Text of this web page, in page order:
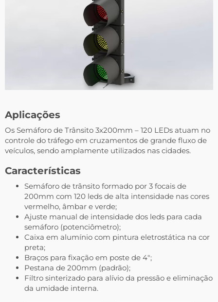
Aplicações
Os Semáforo de Trânsito 3x200mm – 120 LEDs atuam no
controle do tráfego em cruzamentos de grande fluxo de
veículos, sendo amplamente utilizados nas cidades.
Características
Semáforo de trânsito formado por 3 focais de
200mm com 120 leds de alta intensidade nas cores
vermelho, âmbar e verde;
Ajuste manual de intensidade dos leds para cada
semáforo (potenciômetro);
Caixa em alumínio com pintura eletrostática na cor
preta;
Braços para fixação em poste de 4″;
Pestana de 200mm (padrão);
Filtro sinterizado para alívio da pressão e eliminação
da umidade interna.